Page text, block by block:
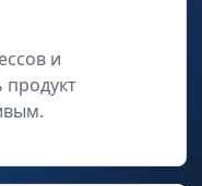
и
продукт